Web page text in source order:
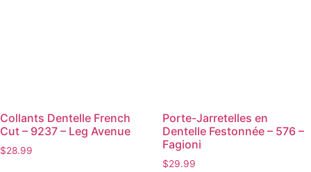
Collants Dentelle French
Cut – 9237 – Leg Avenue
$28.99
Porte-Jarretelles en
Dentelle Festonnée – 576 –
Fagioni
$29.99